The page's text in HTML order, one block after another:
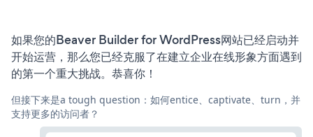
如果您的Beaver Builder for WordPress网站已经启动并
开始运营，那么您已经克服了在建立企业在线形象方面遇到
的第一个重大挑战。恭喜你！
但接下来是a tough question：如何entice、captivate、turn，并
支持更多的访问者？